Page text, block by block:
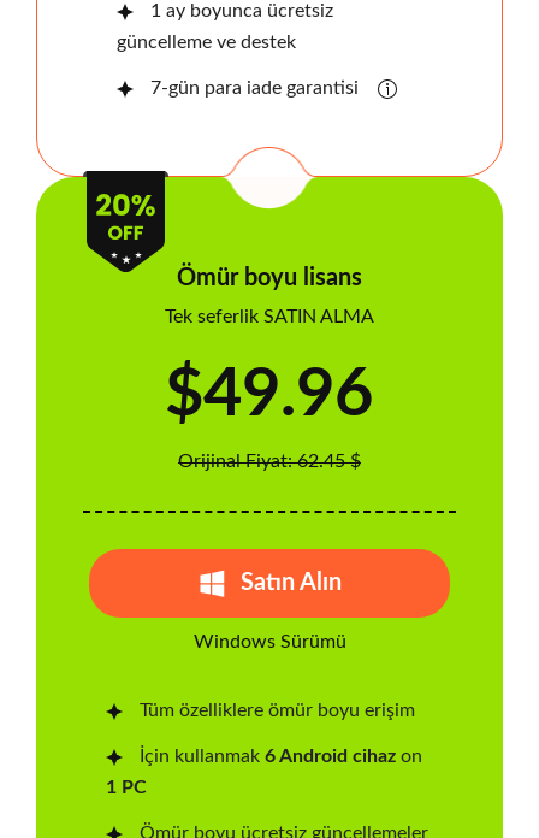
1 ay boyunca ücretsiz
güncelleme ve destek
7-gün para iade garantisi
Ömür boyu lisans
Tek seferlik SATIN ALMA
$49.96
Orijinal Fiyat: 62.45 $
Satın Alın
Windows Sürümü
Tüm özelliklere ömür boyu erişim
İçin kullanmak 6 Android cihaz on
1 PC
Ömür boyu ücretsiz güncellemeler